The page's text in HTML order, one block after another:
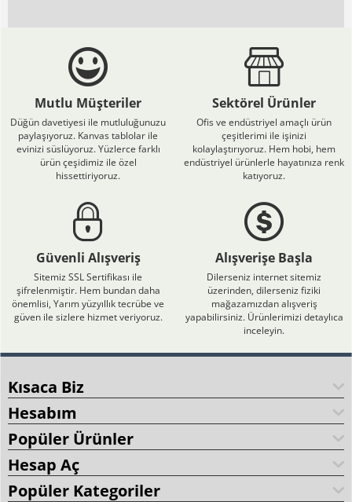
Mutlu Müşteriler
Düğün davetiyesi ile mutluluğunuzu
paylaşıyoruz. Kanvas tablolar ile
evinizi süslüyoruz. Yüzlerce farklı
ürün çeşidimiz ile özel
hissettiriyoruz.
Sektörel Ürünler
Ofis ve endüstriyel amaçlı ürün
çeşitlerimi ile işinizi
kolaylaştırıyoruz. Hem hobi, hem
endüstriyel ürünlerle hayatınıza renk
katıyoruz.
Güvenli Alışveriş
Sitemiz SSL Sertifikası ile
şifrelenmiştir. Hem bundan daha
önemlisi, Yarım yüzyıllık tecrübe ve
güven ile sizlere hizmet veriyoruz.
Alışverişe Başla
Dilerseniz internet sitemiz
üzerinden, dilerseniz fiziki
mağazamızdan alışveriş
yapabilirsiniz. Ürünlerimizi detaylıca
inceleyin.
Kısaca Biz
Hesabım
Popüler Ürünler
Hesap Aç
Popüler Kategoriler